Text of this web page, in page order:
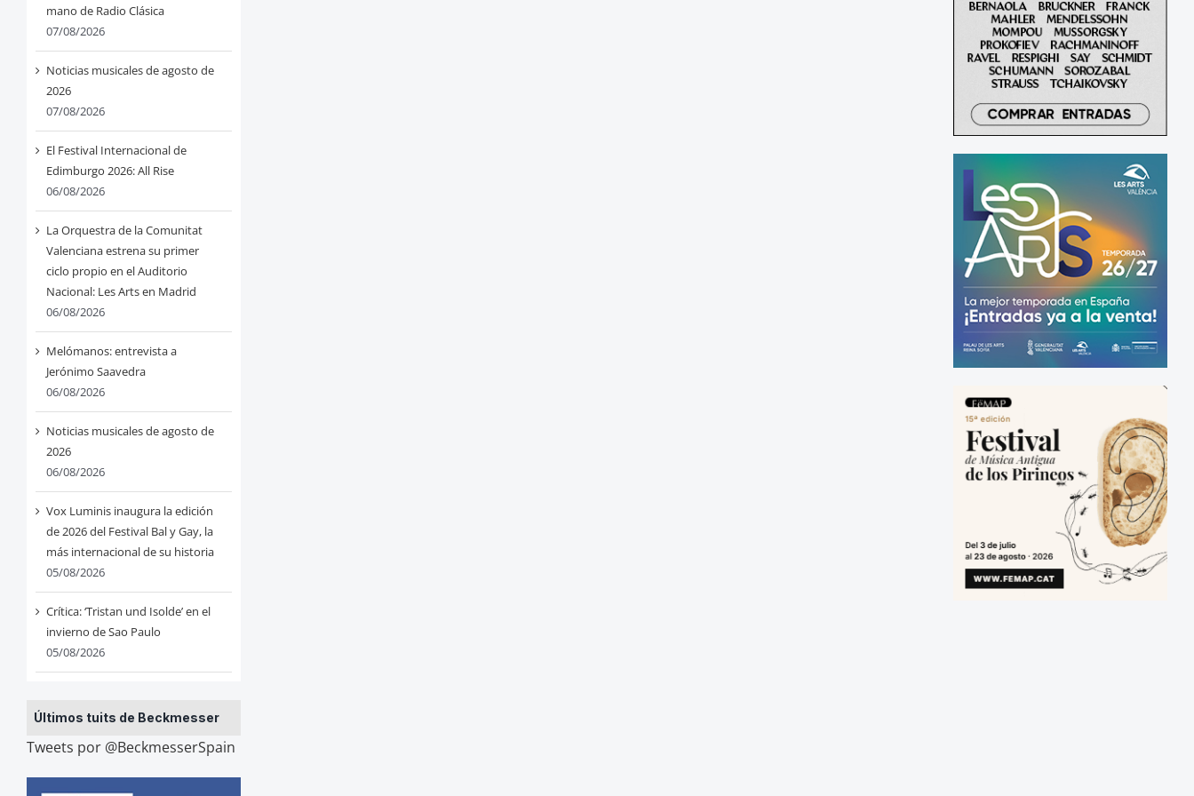
mano de Radio Clásica
07/08/2026
Noticias musicales de agosto de
2026
07/08/2026
El Festival Internacional de
Edimburgo 2026: All Rise
06/08/2026
La Orquestra de la Comunitat
Valenciana estrena su primer
ciclo propio en el Auditorio
Nacional: Les Arts en Madrid
06/08/2026
Melómanos: entrevista a
Jerónimo Saavedra
06/08/2026
Noticias musicales de agosto de
2026
06/08/2026
Vox Luminis inaugura la edición
de 2026 del Festival Bal y Gay, la
más internacional de su historia
05/08/2026
Crítica: ‘Tristan und Isolde’ en el
invierno de Sao Paulo
05/08/2026
Últimos tuits de Beckmesser
Tweets por @BeckmesserSpain